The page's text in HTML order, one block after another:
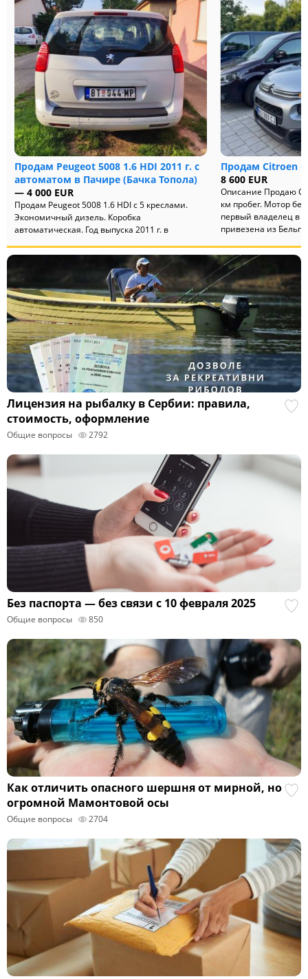
Продам Peugeot 5008 1.6 HDI 2011 г. с
автоматом в Пачире (Бачка Топола)
— 4 000 EUR
Продам Peugeot 5008 1.6 HDI с 5 креслами.
Экономичный дизель. Коробка
автоматическая. Год выпуска 2011 г. в
кру...
Продам Citroen
8 600 EUR
Описание Продаю
км пробег. Мотор
первый владелец в
привезена из
Лицензия на рыбалку в Сербии: правила,
стоимость, оформление
Общие вопросы 2792
Без паспорта — без связи с 10 февраля 2025
Общие вопросы 850
Как отличить опасного шершня от мирной, но
огромной Мамонтовой осы
Общие вопросы 2704